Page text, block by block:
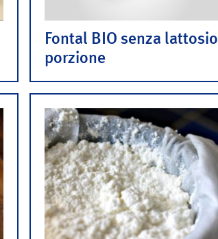
Fontal BIO senza lattosio
porzione